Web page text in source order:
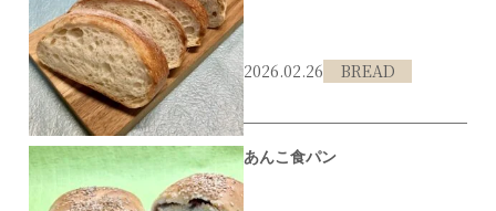
2026.02.26 BREAD
#伊丹市#JR伊丹
あんこ食パン